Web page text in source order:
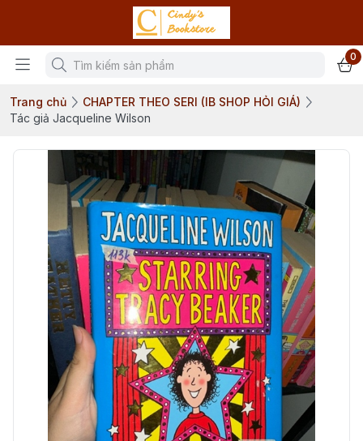
0
Trang chủ
CHAPTER THEO SERI (IB SHOP HỎI GIÁ)
Tác giả Jacqueline Wilson